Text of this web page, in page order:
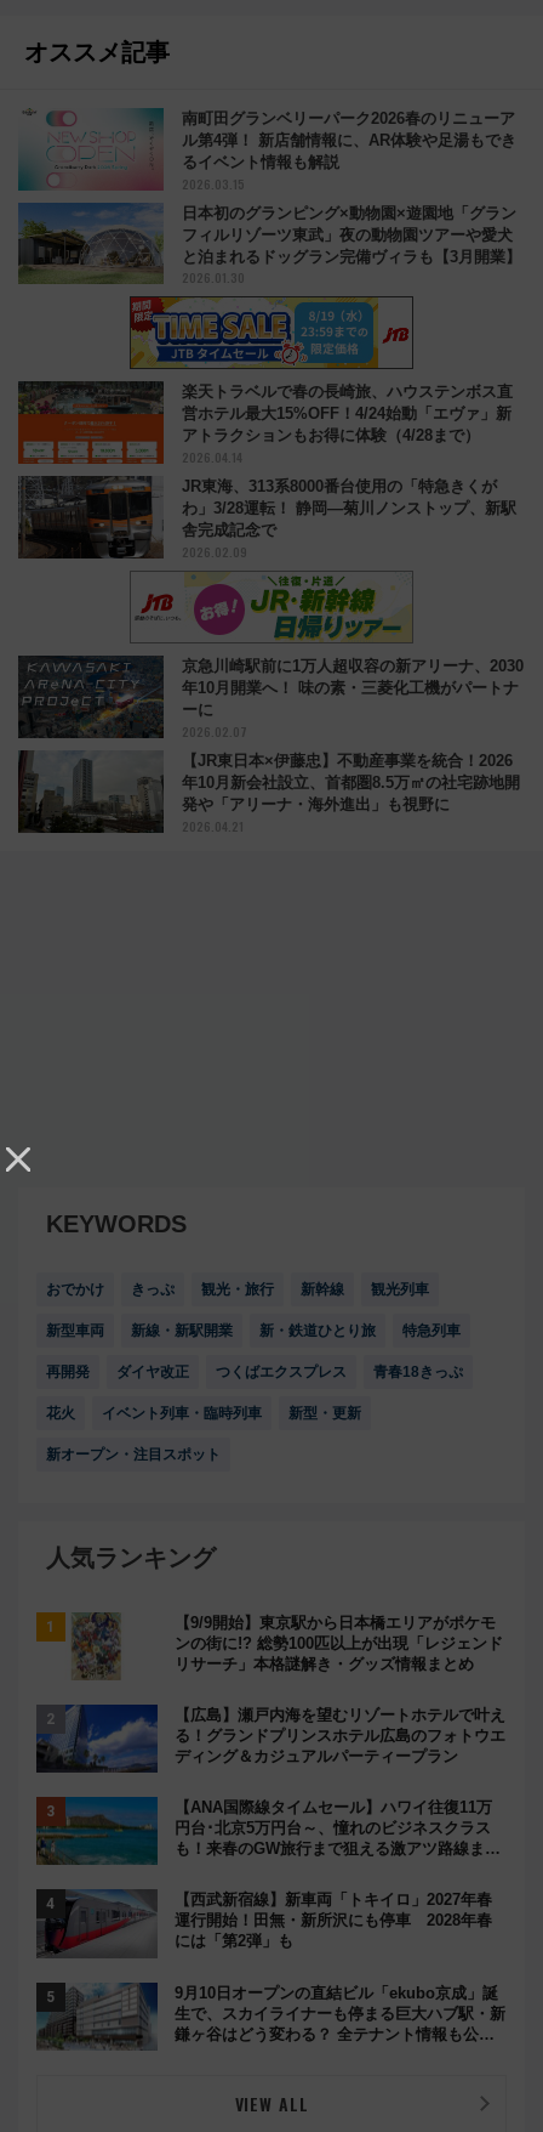
オススメ記事
南町田グランベリーパーク2026春のリニューア
ル第4弾！ 新店舗情報に、AR体験や足湯もでき
るイベント情報も解説
2026.03.15
日本初のグランピング×動物園×遊園地「グラン
フィルリゾーツ東武」夜の動物園ツアーや愛犬
と泊まれるドッグラン完備ヴィラも【3月開業】
2026.01.30
楽天トラベルで春の長崎旅、ハウステンボス直
営ホテル最大15%OFF！4/24始動「エヴァ」新
アトラクションもお得に体験（4/28まで）
2026.04.14
JR東海、313系8000番台使用の「特急きくが
わ」3/28運転！ 静岡―菊川ノンストップ、新駅
舎完成記念で
2026.02.09
京急川崎駅前に1万⼈超収容の新アリーナ、2030
年10月開業へ！ 味の素・三菱化⼯機がパートナ
ーに
2026.02.07
【JR東日本×伊藤忠】不動産事業を統合！2026
年10月新会社設立、首都圏8.5万㎡の社宅跡地開
発や「アリーナ・海外進出」も視野に
2026.04.21
KEYWORDS
おでかけ きっぷ 観光・旅行 新幹線 観光列車
新型車両 新線・新駅開業 新・鉄道ひとり旅 特急列車
再開発 ダイヤ改正 つくばエクスプレス 青春18きっぷ
花火 イベント列車・臨時列車 新型・更新
新オープン・注目スポット
人気ランキング
【9/9開始】東京駅から日本橋エリアがポケモ
ンの街に!? 総勢100匹以上が出現「レジェンド
リサーチ」本格謎解き・グッズ情報まとめ
【広島】瀬戸内海を望むリゾートホテルで叶え
る！グランドプリンスホテル広島のフォトウエ
ディング＆カジュアルパーティープラン
【ANA国際線タイムセール】ハワイ往復11万
円台･北京5万円台～、憧れのビジネスクラス
も！来春のGW旅行まで狙える激アツ路線まと
【西武新宿線】新車両「トキイロ」2027年春
運行開始！田無・新所沢にも停車 2028年春
には「第2弾」も
9月10日オープンの直結ビル「ekubo京成」誕
生で、スカイライナーも停まる巨大ハブ駅・新
鎌ヶ谷はどう変わる？ 全テナント情報も公
VIEW ALL